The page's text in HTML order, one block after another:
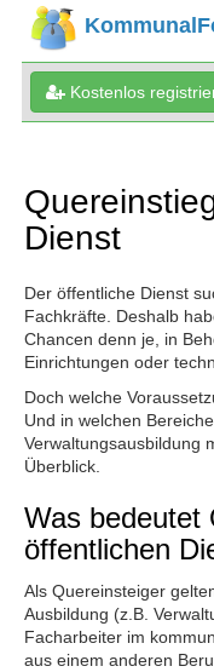
Kostenlos
Dienst
Der öffentliche Dienst
Fachkräfte. Deshalb
Chancen denn je, in
Einrichtungen oder
Doch welche
Und in welchen
Verwaltungsausbildung
Überblick.
Was bedeutet
öffentlichen
Als Quereinsteiger
Ausbildung (z.B.
Facharbeiter im
aus einem anderen